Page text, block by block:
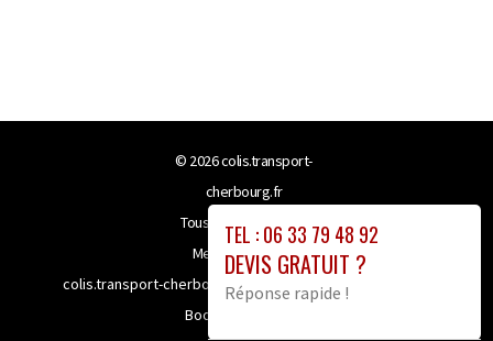
TEL : 06 33 79 48 92
DEVIS GRATUIT ?
Réponse rapide !
© 2026colis.transport-
cherbourg.fr
Tous droits réservés
Mentions légales
colis.transport-cherbourg.fr bénéficie de la technologie
Booster-site proxy